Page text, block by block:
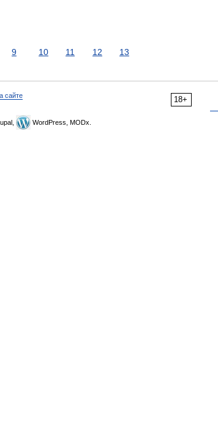
9 10 11 12 13
18+
сайте
WordPress, MODx.